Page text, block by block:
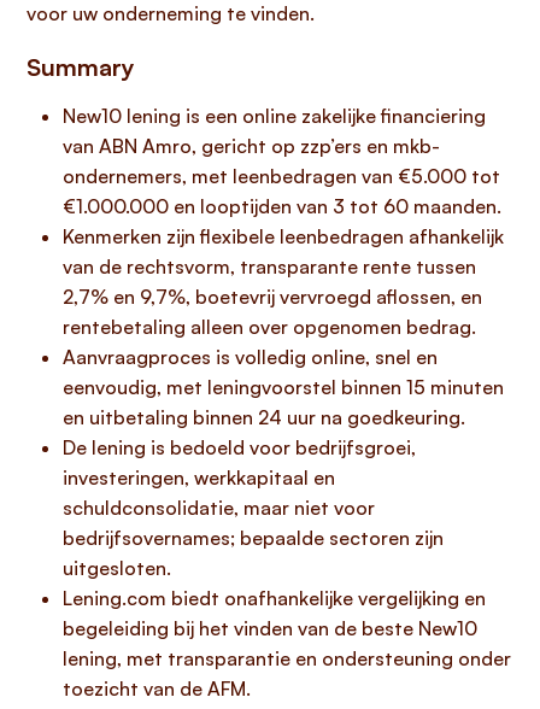
voor uw onderneming te vinden.
Summary
New10 lening is een online zakelijke financiering
van ABN Amro, gericht op zzp’ers en mkb-
ondernemers, met leenbedragen van €5.000 tot
€1.000.000 en looptijden van 3 tot 60 maanden.
Kenmerken zijn flexibele leenbedragen afhankelijk
van de rechtsvorm, transparante rente tussen
2,7% en 9,7%, boetevrij vervroegd aflossen, en
rentebetaling alleen over opgenomen bedrag.
Aanvraagproces is volledig online, snel en
eenvoudig, met leningvoorstel binnen 15 minuten
en uitbetaling binnen 24 uur na goedkeuring.
De lening is bedoeld voor bedrijfsgroei,
investeringen, werkkapitaal en
schuldconsolidatie, maar niet voor
bedrijfsovernames; bepaalde sectoren zijn
uitgesloten.
Lening.com biedt onafhankelijke vergelijking en
begeleiding bij het vinden van de beste New10
lening, met transparantie en ondersteuning onder
toezicht van de AFM.